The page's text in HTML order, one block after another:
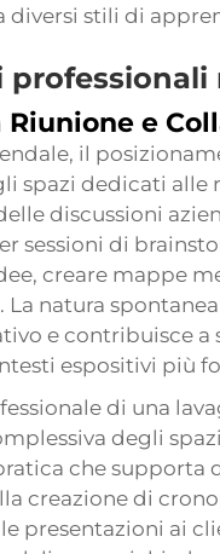
diversi stili di
e
il
spazi dedicati
discussioni
sessioni di
creare mappe
La natura
e contribuisce
espositivi più
di una
degli
che supporta
creazione di
presentazioni ai